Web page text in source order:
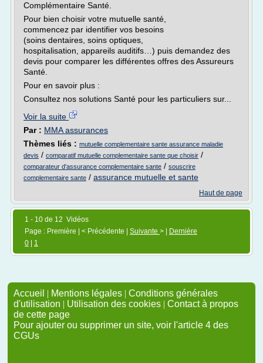
Complémentaire Santé.
Pour bien choisir votre mutuelle santé,
commencez par identifier vos besoins
(soins dentaires, soins optiques,
hospitalisation, appareils auditifs…) puis demandez des
devis pour comparer les différentes offres des Assureurs
Santé.
Pour en savoir plus :
Consultez nos solutions Santé pour les particuliers sur...
Voir la suite
Par : MMA assurances
Thèmes liés : mutuelle complementaire sante assurance maladie
devis / comparatif mutuelle complementaire sante que choisir /
comparateur d'assurance complementaire sante / souscrire
complementaire sante / assurance mutuelle et sante
Haut de page
1 - 10 de 12 Vidéos
Page : Première | < Précédente | Suivante > |
Dernière
0
1
Accueil | Mentions légales | Conditions générales
d'utilisation | Utilisation des cookies | Contact à propos
de cette page
Pour ajouter ou supprimer un site, voir l'article 4 des
CGUs